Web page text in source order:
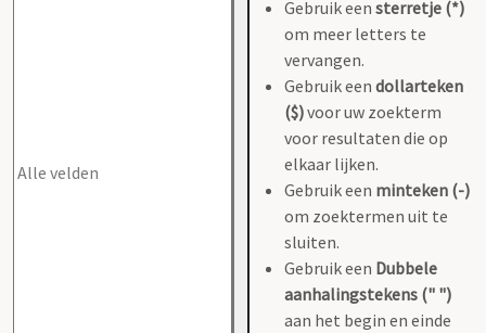
Gebruik een sterretje (*)
om meer letters te
vervangen.
Gebruik een dollarteken
($)voor uw zoekterm
voor resultaten die op
elkaar lijken.
Gebruik een minteken (-)
om zoektermen uit te
sluiten.
Gebruik een Dubbele
aanhalingstekens (" ")
aan het begin en einde